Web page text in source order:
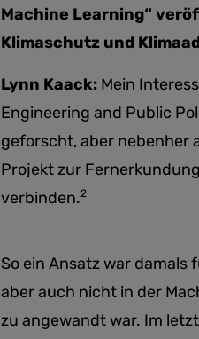
Machine Learning“
Klimaschutz und
Lynn Kaack: Mein
Engineering and Public
geforscht, aber nebenher
Projekt zur
verbinden.2
So ein Ansatz war
aber auch nicht in der
zu angewandt war. Im